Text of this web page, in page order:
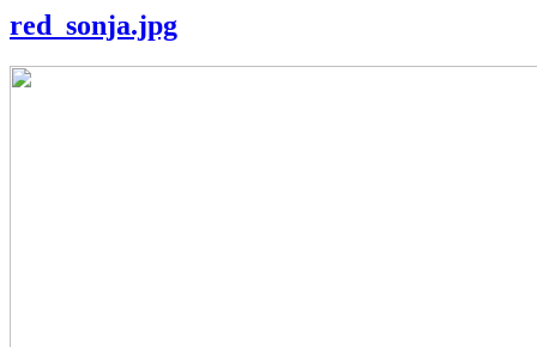
red_sonja.jpg